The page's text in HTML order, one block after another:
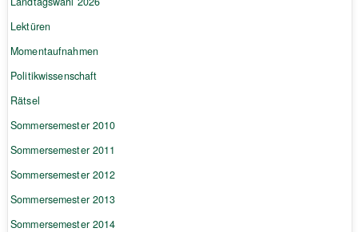
Lektüren
Momentaufnahmen
Politikwissenschaft
Rätsel
Sommersemester 2010
Sommersemester 2011
Sommersemester 2012
Sommersemester 2013
Sommersemester 2014